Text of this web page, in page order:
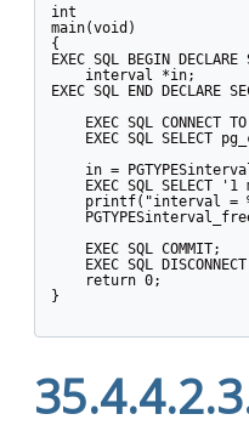
int
main(void)
{
EXEC SQL BEGIN DECLARE
    interval *in;
EXEC SQL END DECLARE
EXEC SQL CONNECT TO
EXEC SQL SELECT
in =
EXEC SQL SELECT '1
printf("interval =
    EXEC SQL COMMIT;
EXEC SQL DISCONNECT
    return 0;
}